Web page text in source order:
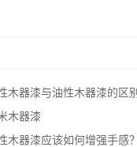
木器漆与油性木器漆的区别
木器漆
木器漆应该如何增强手感？